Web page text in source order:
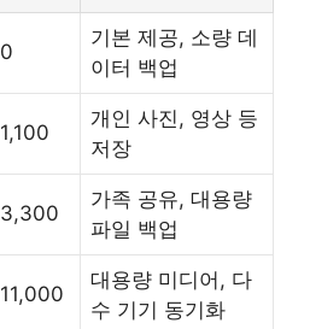
0
기본 제공, 소량 데
이터 백업
1,100
개인 사진, 영상 등
저장
3,300
가족 공유, 대용량
파일 백업
11,000
대용량 미디어, 다
수 기기 동기화